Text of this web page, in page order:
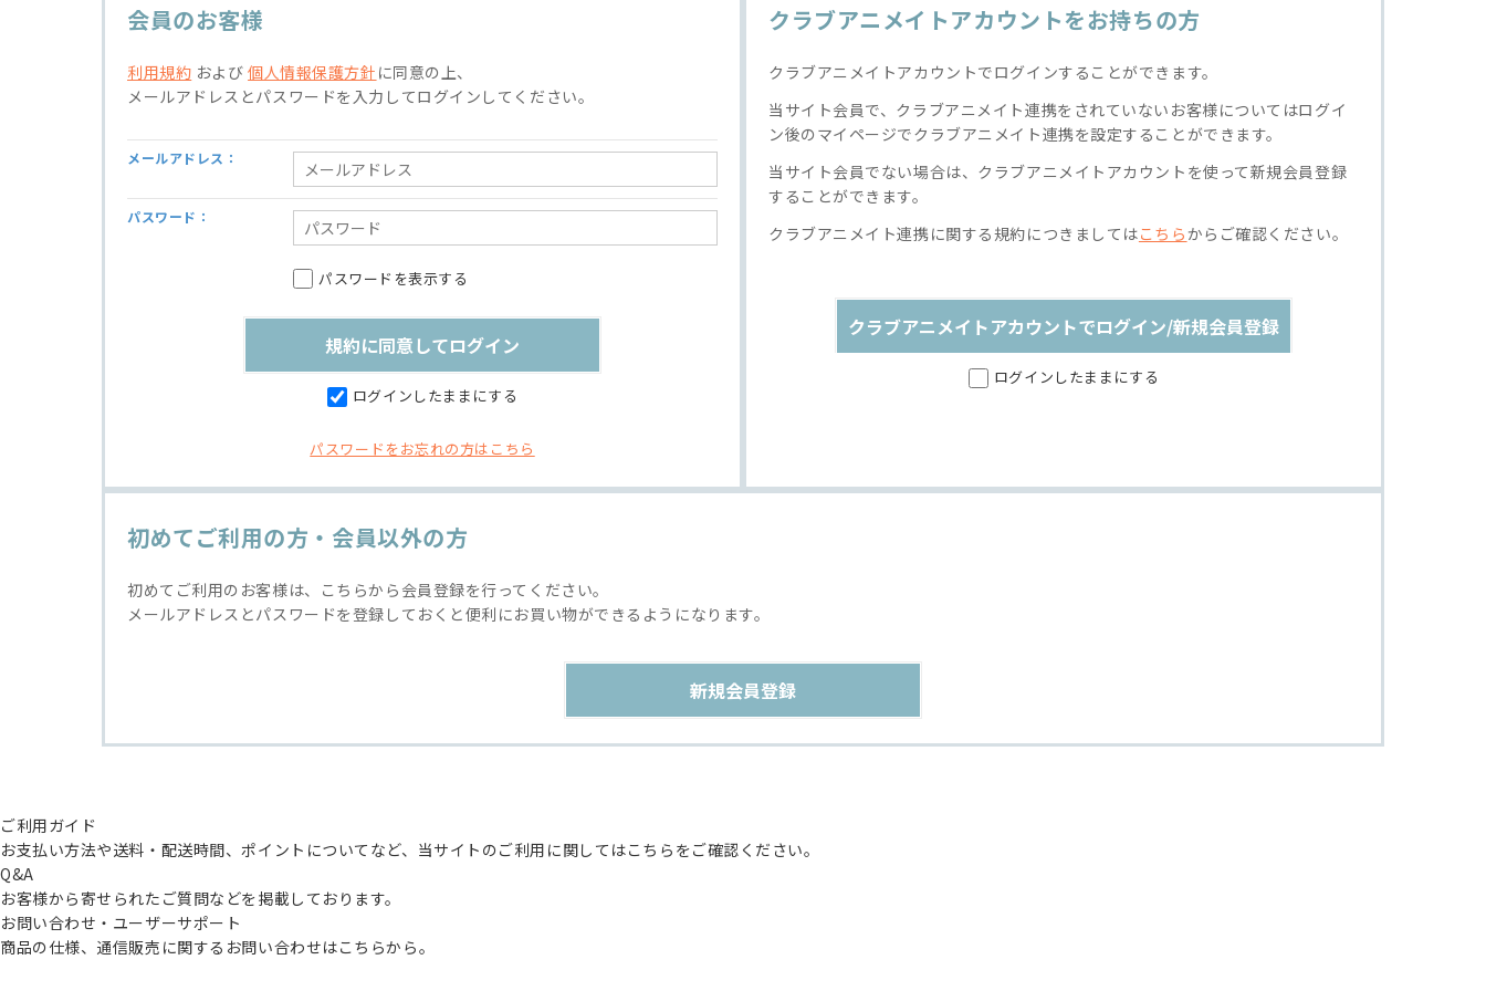
会員のお客様
利用規約 および個人情報保護方針 に同意の上、
メールアドレスとパスワードを入力してログインしてください。
メールアドレス：
パスワード：
パスワードを表示する
ログインしたままにする
パスワードをお忘れの方はこちら
クラブアニメイトアカウントをお持ちの方
クラブアニメイトアカウントでログインすることができます。
当サイト会員で、クラブアニメイト連携をされていないお客様についてはログイ
ン後のマイページでクラブアニメイト連携を設定することができます。
当サイト会員でない場合は、クラブアニメイトアカウントを使って新規会員登録
することができます。
クラブアニメイト連携に関する規約につきましてはこちらからご確認ください。
クラブアニメイトアカウントでログイン/新規会員登録
ログインしたままにする
初めてご利用の方・会員以外の方
初めてご利用のお客様は、こちらから会員登録を行ってください。
メールアドレスとパスワードを登録しておくと便利にお買い物ができるようになります。
ご利用ガイド
お支払い方法や送料・配送時間、ポイントについてなど、当サイトのご利用に関してはこちらをご確認ください。
Q&A
お客様から寄せられたご質問などを掲載しております。
お問い合わせ・ユーザーサポート
商品の仕様、通信販売に関するお問い合わせはこちらから。